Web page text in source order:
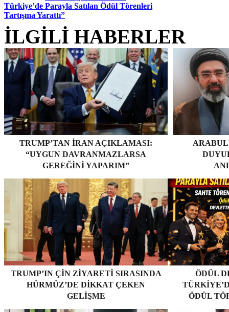
Türkiye’de Parayla Satılan Ödül Törenleri
Tartışma Yarattı”
İLGİLİ HABERLER
TRUMP’TAN İRAN AÇIKLAMASI:
“UYGUN DAVRANMAZLARSA
GEREĞINI YAPARIM”
TRUMP’IN ÇIN ZIYARETI SIRASINDA
HÜRMÜZ’DE DIKKAT ÇEKEN
GELIŞME
ÖDÜL
ÖDÜL